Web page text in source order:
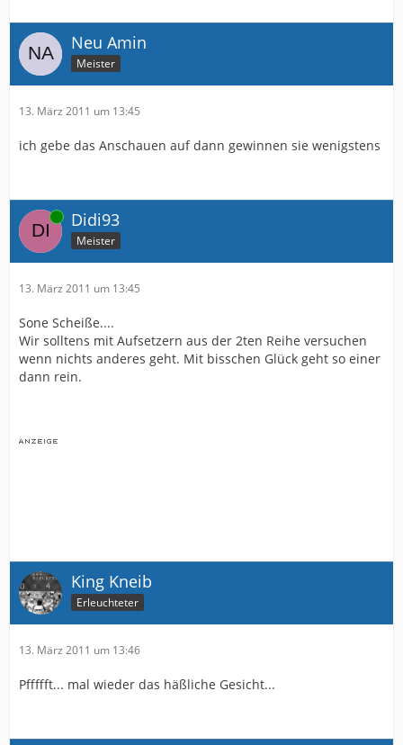
Neu Amin
Meister
13. März 2011 um 13:45
ich gebe das Anschauen auf dann gewinnen sie wenigstens
Online Didi93
Meister
13. März 2011 um 13:45
Sone Scheiße....
Wir solltens mit Aufsetzern aus der 2ten Reihe versuchen
wenn nichts anderes geht. Mit bisschen Glück geht so einer
dann rein.
King Kneib
Erleuchteter
13. März 2011 um 13:46
Pffffft... mal wieder das häßliche Gesicht...